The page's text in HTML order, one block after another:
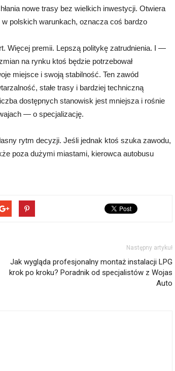
nowe trasy bez wielkich inwestycji. Otwiera
polskich warunkach, oznacza coś bardzo
Więcej premii. Lepszą politykę zatrudnienia. I —
na rynku ktoś będzie potrzebował
miejsce i swoją stabilność. Ten zawód
stałe trasy i bardziej techniczną
dostępnych stanowisk jest mniejsza i rośnie
— o specjalizację.
rytm decyzji. Jeśli jednak ktoś szuka zawodu,
poza dużymi miastami, kierowca autobusu
Następny artykuł
Jak wygląda profesjonalny montaż instalacji LPG
krok po kroku? Poradnik od specjalistów z Wojas
Auto